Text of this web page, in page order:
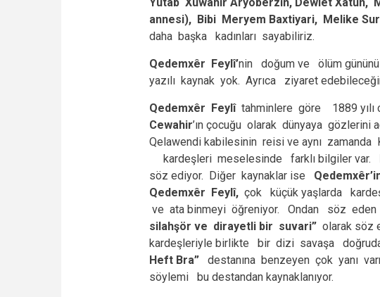
annesi), Bibi Meryem Baxtiyari, Melike
daha başka kadınları sayabiliriz.
Qedemxêr Feylî’nin doğum ve ölüm
yazılı kaynak yok. Ayrıca ziyaret
Qedemxêr Feylî tahminlere göre 1889 yılı
Cewahir’ın çocuğu olarak dünyaya gözlerini
Qelawendi kabilesinin reisi ve aynı zamanda
kardeşleri meselesinde farklı bilgiler var.
söz ediyor. Diğer kaynaklar ise
Qedemxêr Feylî, çok küçük yaşlarda
ve ata binmeyi öğreniyor. Ondan söz eden
silahşör ve dirayetli bir suvari” olarak söz
kardeşleriyle birlikte bir dizi savaşa
Heft Bra” destanına benzeyen çok yanı
söylemi bu destandan kaynaklanıyor.